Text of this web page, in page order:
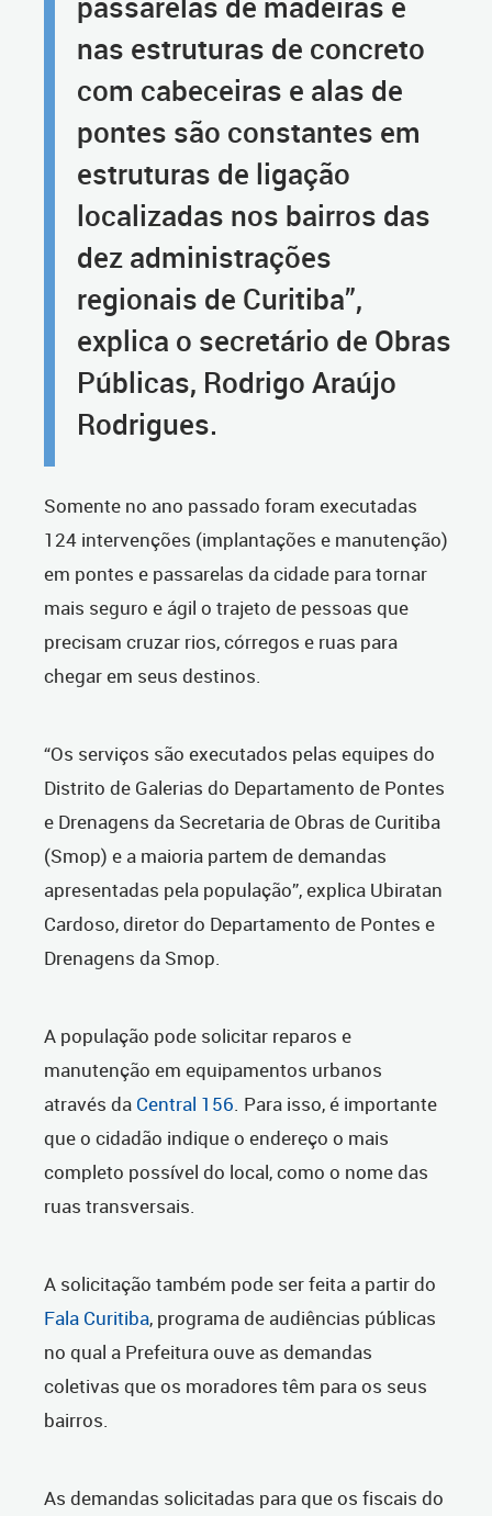
nas estruturas de concreto
com cabeceiras e alas de
pontes são constantes em
estruturas de ligação
localizadas nos bairros das
dez administrações
regionais de Curitiba”,
explica o secretário de Obras
Públicas, Rodrigo Araújo
Rodrigues.
Somente no ano passado foram executadas
124 intervenções (implantações e manutenção)
em pontes e passarelas da cidade para tornar
mais seguro e ágil o trajeto de pessoas que
precisam cruzar rios, córregos e ruas para
chegar em seus destinos.
“Os serviços são executados pelas equipes do
Distrito de Galerias do Departamento de Pontes
e Drenagens da Secretaria de Obras de Curitiba
(Smop) e a maioria partem de demandas
apresentadas pela população”, explica Ubiratan
Cardoso, diretor do Departamento de Pontes e
Drenagens da Smop.
A população pode solicitar reparos e
manutenção em equipamentos urbanos
através da Central 156. Para isso, é importante
que o cidadão indique o endereço o mais
completo possível do local, como o nome das
ruas transversais.
A solicitação também pode ser feita a partir do
Fala Curitiba, programa de audiências públicas
no qual a Prefeitura ouve as demandas
coletivas que os moradores têm para os seus
bairros.
As demandas solicitadas para que os fiscais do